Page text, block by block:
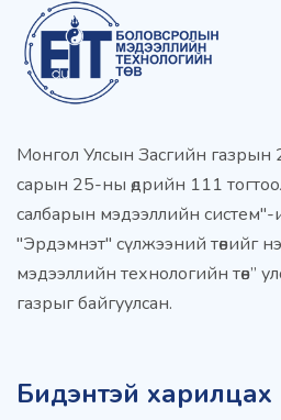
Монгол Улсын Засгийн
сарын 25-ны өдрийн 111
салбарын мэдээллийн систем"-
"Эрдэмнэт" сүлжээний төвийг
мэдээллийн технологийн төв”
газрыг байгуулсан.
Бидэнтэй харилцах